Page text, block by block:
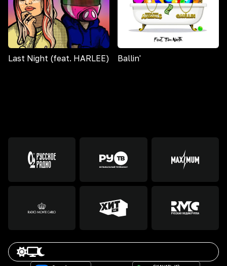
Last Night (feat. HARLEE) Ballin'